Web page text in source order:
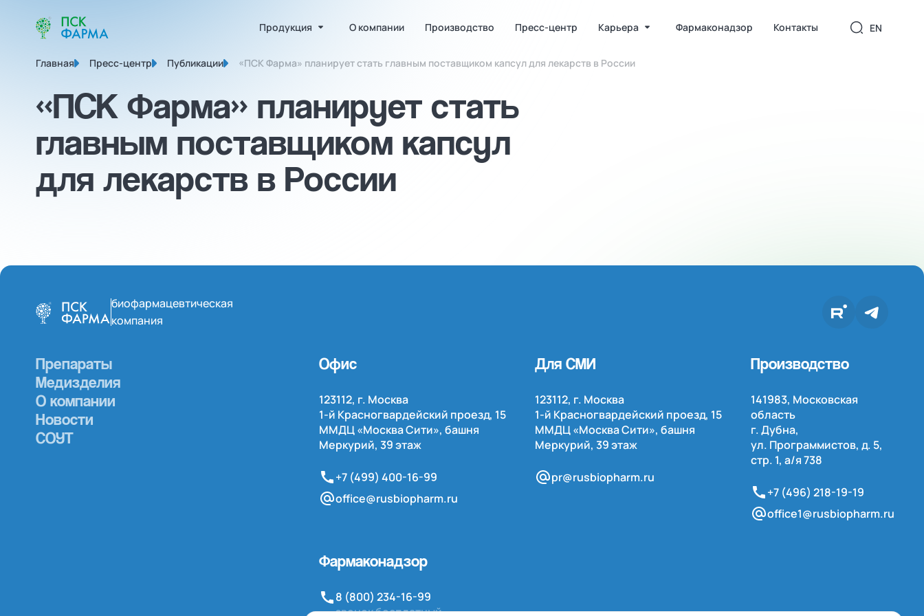
Продукция О компании Производство Пресс-центр Карьера Фармаконадзор Контакты EN
Главная Пресс-центр Публикации «ПСК Фарма» планирует стать главным поставщиком капсул для лекарств в России
«ПСК Фарма» планирует стать
главным поставщиком капсул
для лекарств в России
биофармацевтическая
компания
Препараты
Медизделия
О компании
Новости
СОУТ
Офис
123112, г. Москва
1-й Красногвардейский проезд, 15
ММДЦ «Москва Сити», башня
Меркурий, 39 этаж
+7 (499) 400-16-99
office@rusbiopharm.ru
Для СМИ
123112, г. Москва
1-й Красногвардейский проезд, 15
ММДЦ «Москва Сити», башня
Меркурий, 39 этаж
pr@rusbiopharm.ru
Производство
141983, Московская
область
г. Дубна,
ул. Программистов, д. 5,
стр. 1, а/я738
+7 (496) 218-19-19
office1@rusbiopharm.ru
Фармаконадзор
8 (800) 234-16-99
звонок бесплатный